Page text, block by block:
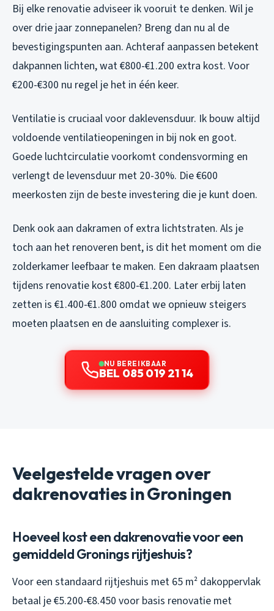
Bij elke renovatie adviseer ik vooruit te denken. Wil je
over drie jaar zonnepanelen? Breng dan nu al de
bevestigingspunten aan. Achteraf aanpassen betekent
dakpannen lichten, wat €800-€1.200 extra kost. Voor
€200-€300 nu regel je het in één keer.
Ventilatie is cruciaal voor daklevensduur. Ik bouw altijd
voldoende ventilatieopeningen in bij nok en goot.
Goede luchtcirculatie voorkomt condensvorming en
verlengt de levensduur met 20-30%. Die €600
meerkosten zijn de beste investering die je kunt doen.
Denk ook aan dakramen of extra lichtstraten. Als je
toch aan het renoveren bent, is dit het moment om die
zolderkamer leefbaar te maken. Een dakraam plaatsen
tijdens renovatie kost €800-€1.200. Later erbij laten
zetten is €1.400-€1.800 omdat we opnieuw steigers
moeten plaatsen en de aansluiting complexer is.
NU BEREIKBAAR
BEL 085 019 21 14
Veelgestelde vragen over
dakrenovaties in Groningen
Hoeveel kost een dakrenovatie voor een
gemiddeld Gronings rijtjeshuis?
Voor een standaard rijtjeshuis met 65 m² dakoppervlak
betaal je €5.200-€8.450 voor basis renovatie met